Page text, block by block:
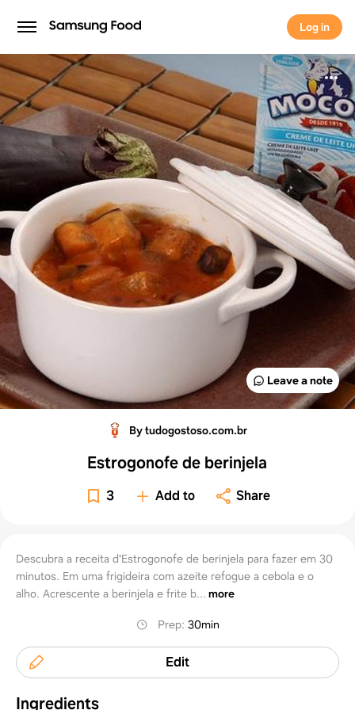
Log in
Log in
Leave a note
By tudogostoso.com.br
Estrogonofe de berinjela
3 Add to Share
Descubra a receita d'Estrogonofe de berinjela para fazer em 30
minutos. Em uma frigideira com azeite refogue a cebola e o
alho. Acrescente a berinjela e frite b... more
Prep: 30min
Edit
Ingredients